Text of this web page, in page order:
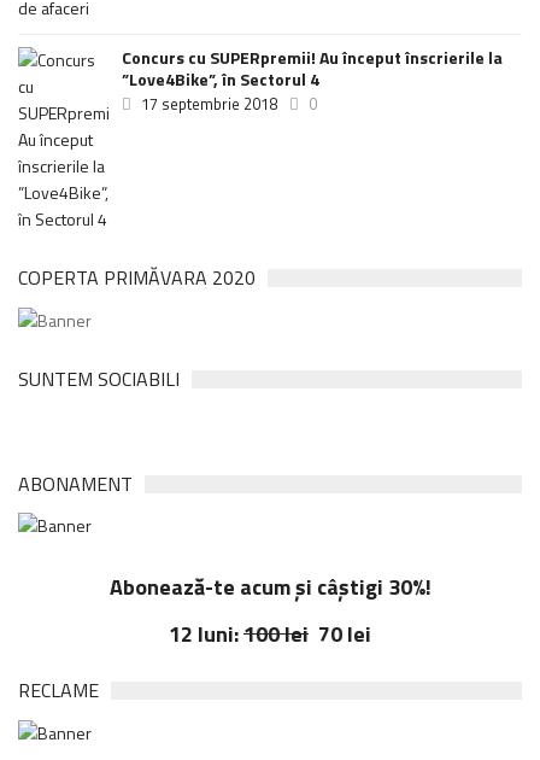
Concurs cu SUPERpremii! Au început înscrierile la
”Love4Bike”, în Sectorul 4
17 septembrie 2018 0
COPERTA PRIMĂVARA 2020
SUNTEM SOCIABILI
ABONAMENT
Abonează-te acum și câștigi 30%!
12 luni:100 lei 70 lei
RECLAME